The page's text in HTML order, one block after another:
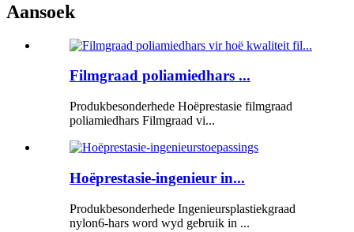
Aansoek
Filmgraad poliamiedhars ...
Produkbesonderhede Hoëprestasie filmgraad
poliamiedhars Filmgraad vi...
Hoëprestasie-ingenieur in...
Produkbesonderhede Ingenieursplastiekgraad
nylon6-hars word wyd gebruik in ...